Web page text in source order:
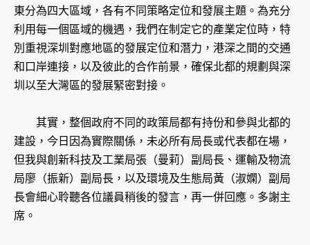
東分為四大區域，各有不同策略定位和發展主題。為充分
利用每一個區域的機遇，我們在制定它的產業定位時，特
別重視深圳對應地區的發展定位和潛力，港深之間的交通
和口岸連接，以及彼此的合作前景，確保北都的規劃與深
圳以至大灣區的發展緊密對接。
其實，整個政府不同的政策局都有持份和參與北都的
建設，今日因為實際關係，未必所有局長或代表都在場，
但我與創新科技及工業局張（曼莉）副局長、運輸及物流
局廖（振新）副局長，以及環境及生態局黃（淑嫻）副局
長會細心聆聽各位議員稍後的發言，再一併回應。多謝主
席。